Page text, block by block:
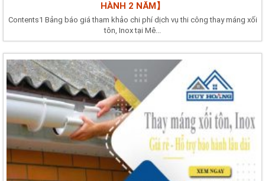
HÀNH 2 NĂM】
Contents1 Bảng báo giá tham khảo chi phí dịch vụ thi công thay máng xối
tôn, Inox tại Mê...